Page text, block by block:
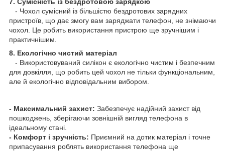
- Чохол сумісний із більшістю бездротових зарядних
пристроїв, що дає змогу вам заряджати телефон, не знімаючи
чохол. Це робить використання пристрою ще зручнішим і
практичнішим.
8. Екологічно чистий матеріал
- Використовуваний силікон є екологічно чистим і безпечним
для довкілля, що робить цей чохол не тільки функціональним,
але й екологічно відповідальним вибором.
- Максимальний захист: Забезпечує надійний захист від
пошкоджень, зберігаючи зовнішній вигляд телефона в
ідеальному стані.
- Комфорт і зручність: Приємний на дотик матеріал і точне
припасування роблять використання телефона ще